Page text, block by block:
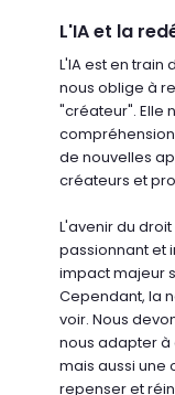
L'IA et la
L'IA est en train
nous oblige à
"créateur". Elle
de nouvelles
créateurs et
L'avenir du
passionnant et
impact majeur
Cependant, la
voir. Nous
nous adapter à
mais aussi une
repenser et